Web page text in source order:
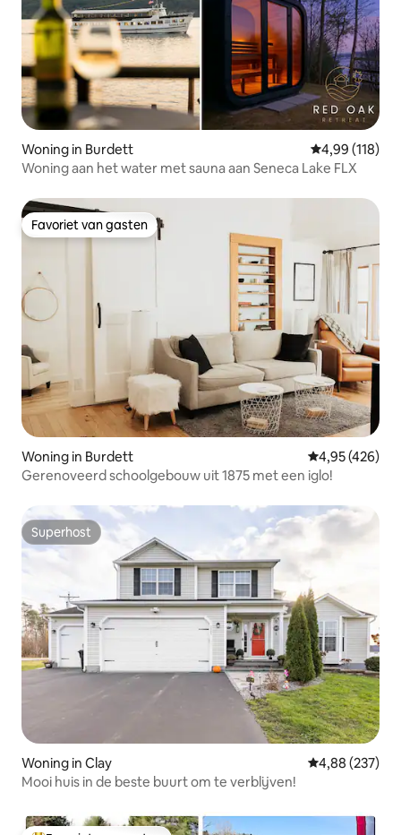
Woning in Burdett Gemiddelde
4,99 (118)
Woning aan het water met sauna aan Seneca Lake FLX
Favoriet van gasten
Favoriet van gasten
Woning in Burdett Gemiddelde
4,95 (426)
Gerenoveerd schoolgebouw uit 1875 met een iglo!
Superhost
Superhost
Woning in Clay Gemiddelde
4,88 (237)
Mooi huis in de beste buurt om te verblijven!